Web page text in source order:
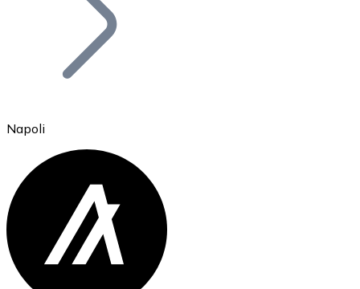
Ethereum
ETH
Napoli